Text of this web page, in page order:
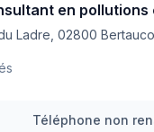
en
Ladre, 02800
Téléphone non